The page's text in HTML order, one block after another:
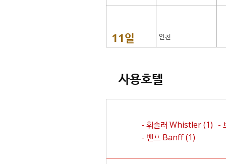
11일 인천
사용호텔
- 휘슬러 Whistler(1) -
- 밴프 Banff(1)